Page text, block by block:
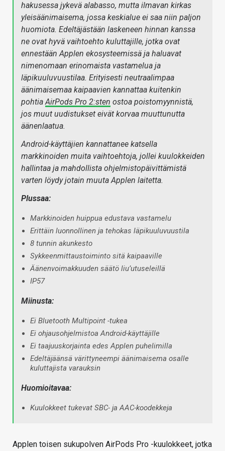
hakusessa jykevä alabasso, mutta ilmavan kirkas
yleisäänimaisema, jossa keskialue ei saa niin paljon
huomiota. Edeltäjästään laskeneen hinnan kanssa
ne ovat hyvä vaihtoehto kuluttajille, jotka ovat
ennestään Applen ekosysteemissä ja haluavat
nimenomaan erinomaista vastamelua ja
läpikuuluvuustilaa. Erityisesti neutraalimpaa
äänimaisemaa kaipaavien kannattaa kuitenkin
pohtiaAirPods Pro 2:sten ostoa poistomyynnistä,
jos muut uudistukset eivät korvaa muuttunutta
äänenlaatua.
Android-käyttäjien kannattanee katsella
markkinoiden muita vaihtoehtoja, jollei kuulokkeiden
hallintaa ja mahdollista ohjelmistopäivittämistä
varten löydy jotain muuta Applen laitetta.
Plussaa:
Markkinoiden huippua edustava vastamelu
Erittäin luonnollinen ja tehokas läpikuuluvuustila
8 tunnin akunkesto
Sykkeenmittaustoiminto sitä kaipaaville
Äänenvoimakkuuden säätö liu’utuseleillä
IP57
Miinusta:
Ei Bluetooth Multipoint -tukea
Ei ohjausohjelmistoa Android-käyttäjille
Ei taajuuskorjainta edes Applen puhelimilla
Edeltäjäänsä värittyneempi äänimaisema osalle
kuluttajista varauksin
Huomioitavaa:
Kuulokkeet tukevat SBC- ja AAC-koodekkeja
Applen toisen sukupolven AirPods Pro -kuulokkeet, jotka